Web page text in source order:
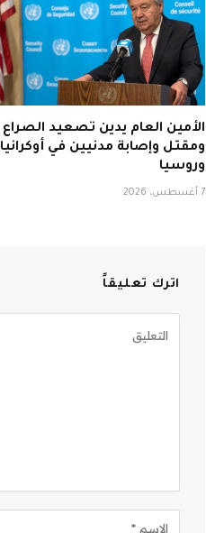
الأمين العام يدين تصعيد الصراع
ومقتل وإصابة مدنيين في أوكرانيا
وروسيا
7 أغسطس، 2026
اترك تعليقاً